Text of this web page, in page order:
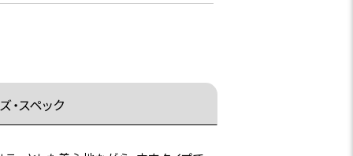
・スペック